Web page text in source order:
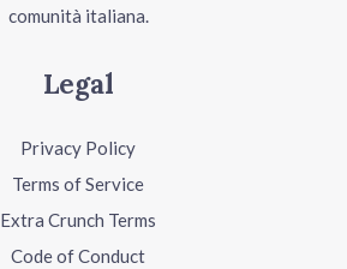
comunità italiana.
Legal
Privacy Policy
Terms of Service
Extra Crunch Terms
Code of Conduct